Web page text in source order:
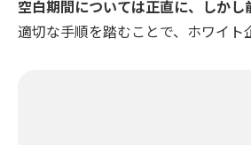
空白期間については正直に、しか
適切な手順を踏むことで、ホワイ